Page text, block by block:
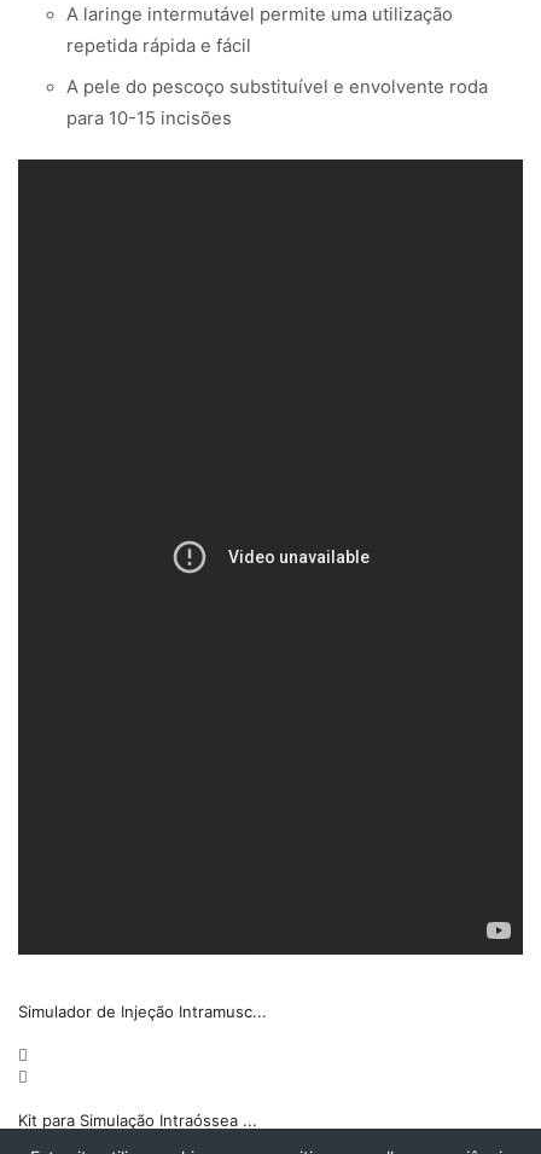
A laringe intermutável permite uma utilização
repetida rápida e fácil
A pele do pescoço substituível e envolvente roda
para 10-15 incisões
Simulador de Injeção Intramusc...
Kit para Simulação Intraóssea ...